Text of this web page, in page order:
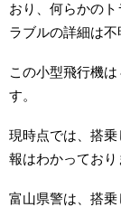
おり、何らかの
ラブルの詳細は不
この小型飛行機
す。
現時点では、搭
報はわかっており
富山県警は、搭乗